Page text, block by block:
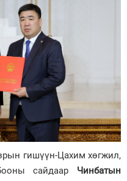
гишүүн-Цахим хөгжил,
сайдаар Чинбатын